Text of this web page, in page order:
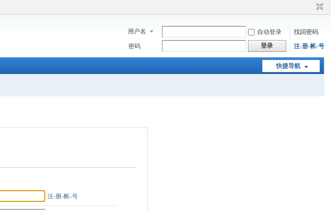
用户名 自动登录
找回密码
密码
登录 注-册-帐-号
快捷导航
注-册-帐-号